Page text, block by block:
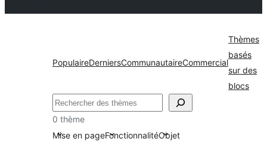
PopulaireDerniersCommunautaireCommercial
Thèmes
basés
sur des
blocs
Rechercher
0 thème
Mise en pageFonctionnalitéObjet